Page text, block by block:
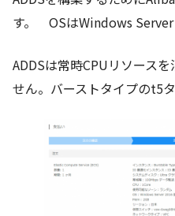
す。 OSはWindows Server
ADDSは常時CPUリソース
せん。バーストタイプのt5